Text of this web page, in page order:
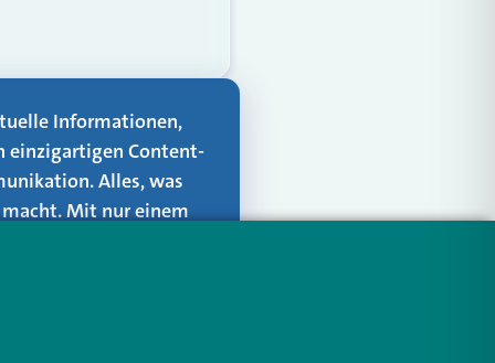
Informationen,
einzigartigen Content-
Alles, was
Mit nur einem